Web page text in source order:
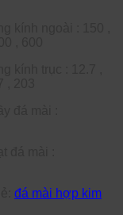
đá mài hợp kim